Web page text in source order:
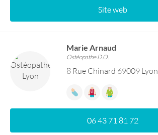
Site web
Marie Arnaud
Ostéopathe D.O.
8 Rue Chinard 69009 Lyon
06 43 71 81 72